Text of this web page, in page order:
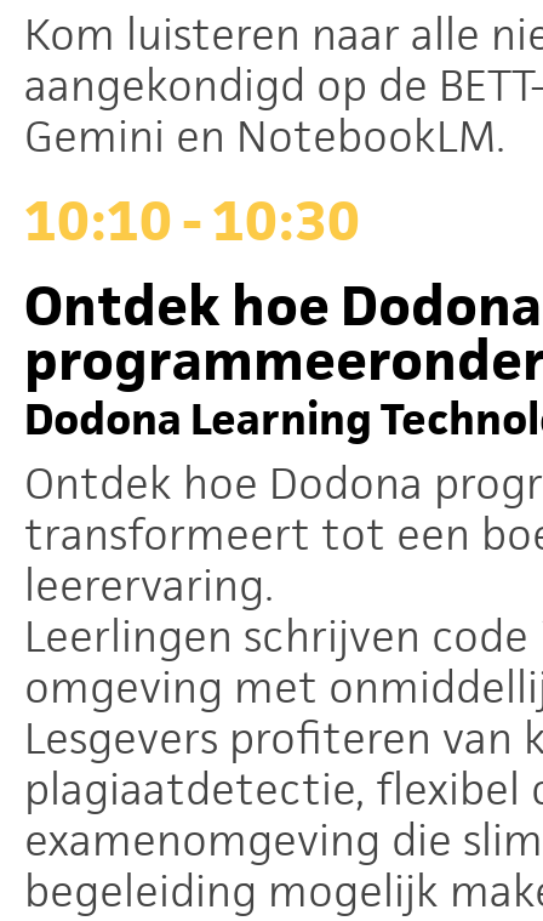
Kom luisteren naar alle
aangekondigd op de
Gemini en NotebookLM.
10:10 - 10:30
Ontdek hoe
Dodona Learning
Ontdek hoe Dodona
transformeert tot een
leerervaring.
Leerlingen schrijven
omgeving met
Lesgevers profiteren van
plagiaatdetectie, flexibel
examenomgeving die
begeleiding mogelijk